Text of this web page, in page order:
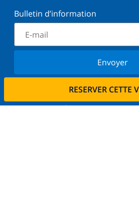
RESERVER CETTE
Bulletin d’information
Envoyer
Inscrivez-vous à notre
des dernières nouvelles et
votre vie privée.